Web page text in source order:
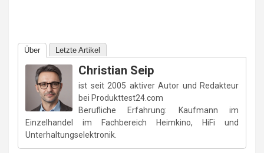
Über Letzte Artikel
Christian Seip
ist seit 2005 aktiver Autor und Redakteur
bei Produkttest24.com
Berufliche Erfahrung: Kaufmann im
Einzelhandel im Fachbereich Heimkino, HiFi und
Unterhaltungselektronik.